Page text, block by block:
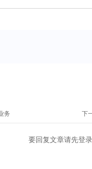
务 下
要回复文章请先登录